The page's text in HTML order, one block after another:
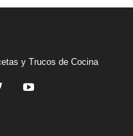
y Trucos de Cocina